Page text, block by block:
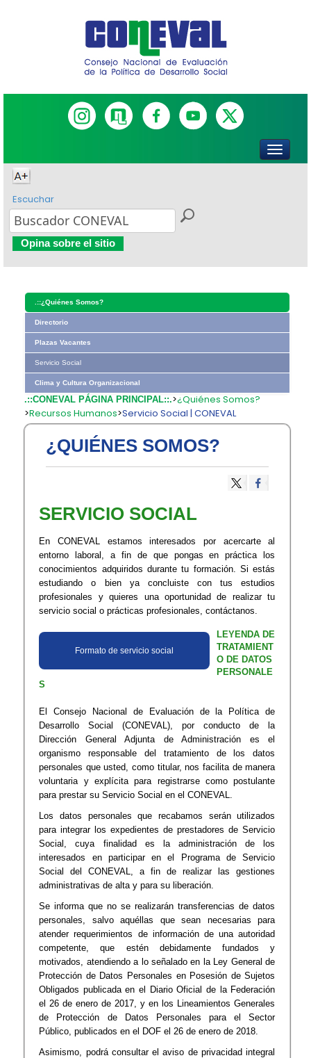
Escuchar
Opina sobre el sitio
.::¿Quiénes Somos?
Directorio
Plazas Vacantes
Servicio Social
Clima y Cultura Organizacional
.::CONEVAL PÁGINA PRINCIPAL::.>¿Quiénes Somos?
>Recursos Humanos>Servicio Social | CONEVAL
¿QUIÉNES SOMOS?
SERVICIO SOCIAL
​En CONEVAL estamos interesados por acercarte
al
entorno
laboral, a fin de que pongas en práctica
los
conocimientos adquiridos durante tu forma​ción. Si estás
estudiando
o bien ya concluiste con tus
estudios
profesionales
y quieres una oportunida​d de realizar tu
servicio social o prácticas profesionales, contáctanos.
Formato de serv​icio social
LEYENDA DE
TRATAMIENT
O DE DATOS
PERSONALE
S​​
El Consejo Nacional de Evaluación de la Política de
Desarrollo
Social (CONEVAL), por conducto de
la
Dirección
General Adjunta de Administración es
el
organismo
responsable del tratamiento de los
datos
personales que usted, como titular, nos facilita de manera
voluntaria y explícita para registrarse como postulante
para prestar su Servicio Social en el CONEVAL.
Los
datos personales que recabamos serán utilizados
para integrar los expedientes de prestadores de Servicio
Social,
cuya finalidad es la administración de
los
interesados
en participar en el Programa de
Servicio
Social
del CONEVAL, a fin de realizar las
gestiones
administrativas de alta y para su liberación.
Se informa que no se realizarán transferencias de datos
personales,
salvo aquéllas que sean necesarias
para
atender requerimientos de información de una autoridad
competente,
que estén debidamente fundados
y
motivados, atendiendo a lo señalado en la Ley General de
Protección de Datos Personales en Posesión de Sujetos
Obligados publicada en el Diario Oficial de la Federación
el 26 de enero de 2017, y en los Lineamientos Generales
de
Protección de Datos Personales para el
Sector
Público, publicados en el DOF el 26 de enero de 2018.​
Asimismo, podrá consultar el aviso de privacidad integral